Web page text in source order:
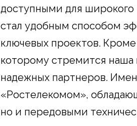
доступными для широкого
стал удобным способом
ключевых проектов.
которому стремится
надежных партнеров.
«Ростелекомом»,
но и передовыми